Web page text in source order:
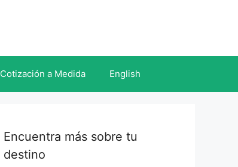
Cotización a Medida English
Encuentra más sobre tu
destino